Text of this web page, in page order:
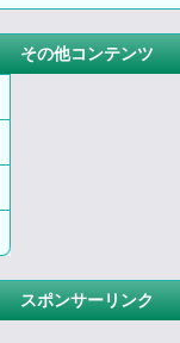
その他コンテンツ
スポンサーリンク